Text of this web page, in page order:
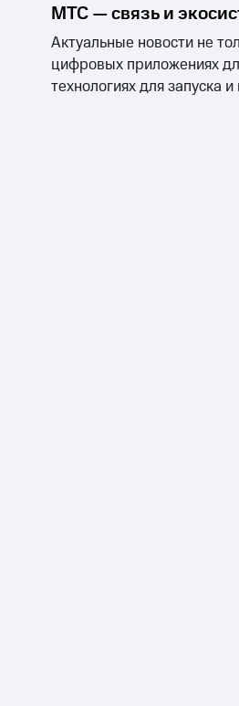
МТС — связь и
Актуальные новости не
цифровых приложениях
технологиях для запуска